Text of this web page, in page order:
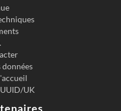
UK